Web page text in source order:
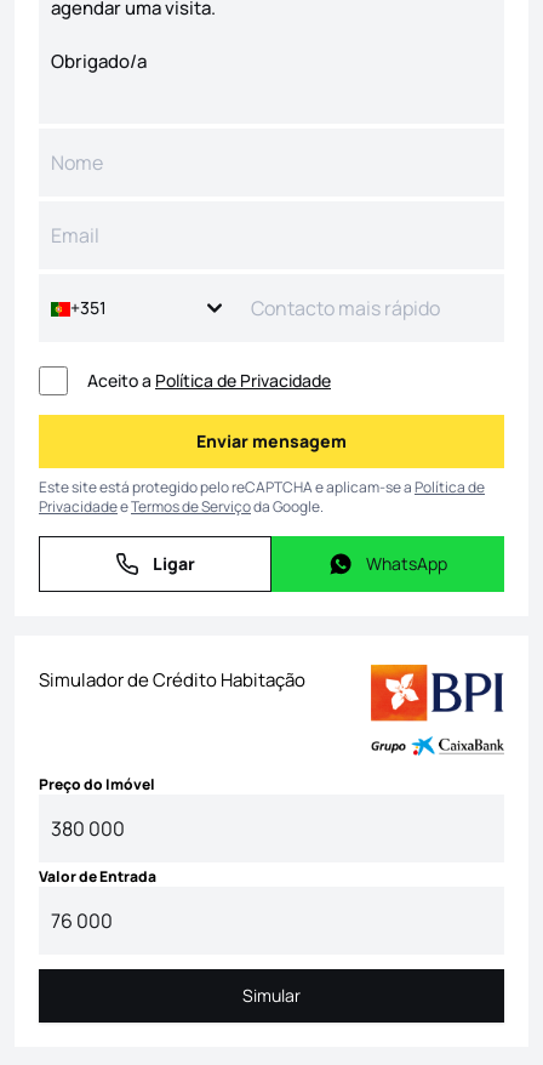
+351
Aceito a Política de Privacidade
Enviar mensagem
Enviar mensagem
Este site está protegido pelo reCAPTCHA e aplicam-se aPolítica de
PrivacidadeeTermos de Serviçoda Google.
Ligar
Ligar WhatsApp
WhatsApp
Simulador de Crédito Habitação
Preço do Imóvel
Valor de Entrada
Simular
Simular